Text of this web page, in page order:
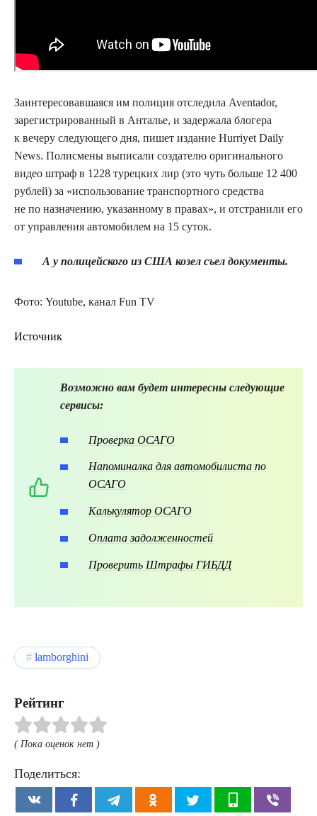
Заинтересовавшаяся им полиция отследила Aventador,
зарегистрированный в Анталье, и задержала блогера
к вечеру следующего дня, пишет издание Hurriyet Daily
News. Полисмены выписали создателю оригинального
видео штраф в 1228 турецких лир (это чуть больше 12 400
рублей) за «использование транспортного средства
не по назначению, указанному в правах», и отстранили его
от управления автомобилем на 15 суток.
А у полицейского из США козел съел документы.
Фото: Youtube, канал Fun TV
Источник
Возможно вам будет интересны следующие
сервисы:
Проверка ОСАГО
Напоминалка для автомобилиста по
ОСАГО
Калькулятор ОСАГО
Оплата задолженностей
Проверить Штрафы ГИБДД
lamborghini
Рейтинг
( Пока оценок нет )
Поделиться: